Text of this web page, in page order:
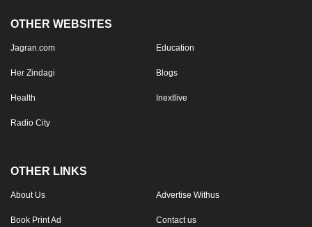
OTHER WEBSITES
Jagran.com Education
Her Zindagi Blogs
Health Inextlive
Radio City
OTHER LINKS
About Us Advertise Withus
Book Print Ad Contact us